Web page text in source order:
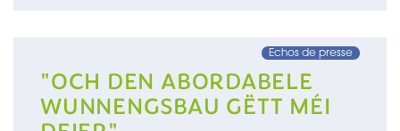
Echos de presse
"OCH DEN ABORDABELE
WUNNENGSBAU GËTT MÉI